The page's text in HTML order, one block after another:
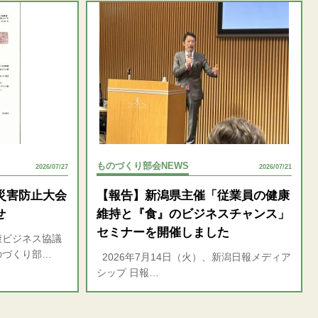
2026/07/27
害防止大会
ジネス協議
くり部…
ものづくり部会NEWS 2026/07/21
【報告】新潟県主催「従業員の健康
維持と『食』のビジネスチャンス」
セミナーを開催しました
2026年7月14日（火）、新潟日報メディア
シップ 日報…